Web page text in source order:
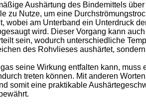
Aushärtung des Bindemittels
zu Nutze, um eine
wobei am Unterband ein Unterdruck
wird. Dieser Vorgang kann
sein, wodurch unterschiedliche
des Rohvlieses aushärtet,
seine Wirkung entfalten kann,
treten können. Mit anderen
somit eine praktikable